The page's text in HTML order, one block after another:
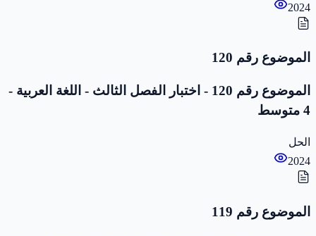
2024
الموضوع رقم 120
الموضوع رقم 120 - اختبار الفصل الثالث - اللغة العربية -
4 متوسط
الحل
2024
الموضوع رقم 119